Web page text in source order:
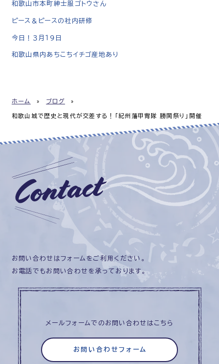
和歌山市本町紳士服ゴトウさん
ピース＆ピースの社内研修
今日！３月１９日
和歌山県内あちこちイチゴ産地あり
ホーム » ブログ »
和歌山城で歴史と現代が交差する！「紀州藩甲冑隊 勝鬨祭り」開催
お問い合わせはフォームをご利用ください。
お電話でもお問い合わせを承っております。
メールフォームでのお問い合わせはこちら
お問い合わせフォーム